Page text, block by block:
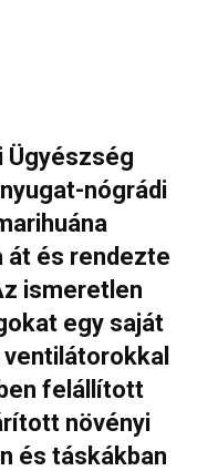
Ügyészség
nógrádi
és rendezte
ismeretlen
egy saját
felállított
növényi
és táskákban